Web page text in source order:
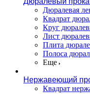
Дюралевая
Квадрат
Круг
Лист
Плита
Полоса
Еще
Нержавеющий
Квадрат